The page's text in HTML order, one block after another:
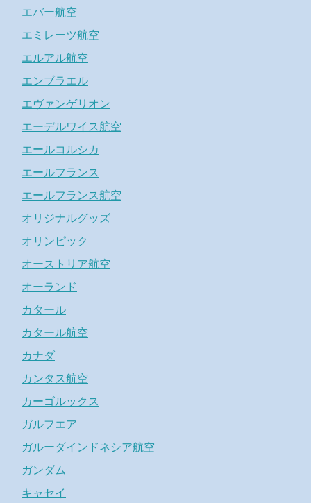
エバー航空
エミレーツ航空
エルアル航空
エンブラエル
エヴァンゲリオン
エーデルワイス航空
エールコルシカ
エールフランス
エールフランス航空
オリジナルグッズ
オリンピック
オーストリア航空
オーランド
カタール
カタール航空
カナダ
カンタス航空
カーゴルックス
ガルフエア
ガルーダインドネシア航空
ガンダム
キャセイ